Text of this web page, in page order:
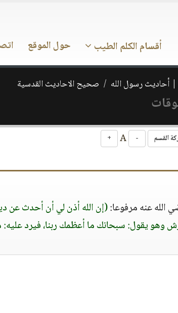
أقسام الكلم الطيب حول الموقع
| أحاديث رسول الله صحيح الاحاديث القدسية
القسم -
+
الله عنه مرفوعا:(إن الله أذن لي أن أحدث عن
وهو يقول: سبحانك ما أعظمك ربنا، فيرد